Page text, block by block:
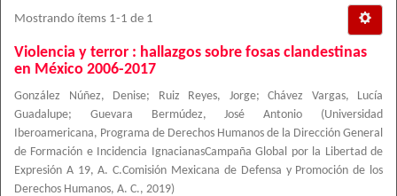
Mostrando ítems 1-1 de 1
Violencia y terror : hallazgos sobre fosas clandestinas
en México 2006-2017
González Núñez, Denise; Ruiz Reyes, Jorge; Chávez Vargas, Lucía
Guadalupe; Guevara Bermúdez, José Antonio (Universidad
Iberoamericana, Programa de Derechos Humanos de la Dirección General
de Formación e Incidencia IgnacianasCampaña Global por la Libertad de
Expresión A 19, A. C.Comisión Mexicana de Defensa y Promoción de los
Derechos Humanos, A. C., 2019)